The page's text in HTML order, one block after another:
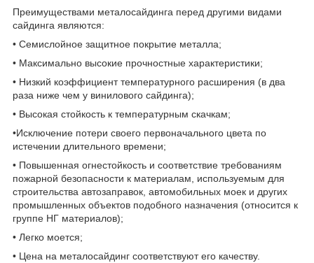
Преимуществами металосайдинга перед другими видами
сайдинга являются:
• Семислойное защитное покрытие металла;
• Максимально высокие прочностные характеристики;
• Низкий коэффициент температурного расширения (в два
раза ниже чем у винилового сайдинга);
• Высокая стойкость к температурным скачкам;
•Исключение потери своего первоначального цвета по
истечении длительного времени;
• Повышенная огнестойкость и соответствие требованиям
пожарной безопасности к материалам, используемым для
строительства автозаправок, автомобильных моек и других
промышленных объектов подобного назначения (относится к
группе НГ материалов);
• Легко моется;
• Цена на металосайдинг соответствуют его качеству.